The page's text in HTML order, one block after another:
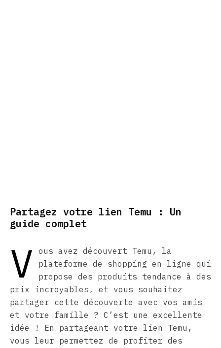
Partagez votre lien Temu : Un
guide complet
V
ous avez découvert Temu, la
plateforme de shopping en ligne qui
propose des produits tendance à des
prix incroyables, et vous souhaitez
partager cette découverte avec vos amis
et votre famille ? C’est une excellente
idée ! En partageant votre lien Temu,
vous leur permettez de profiter des